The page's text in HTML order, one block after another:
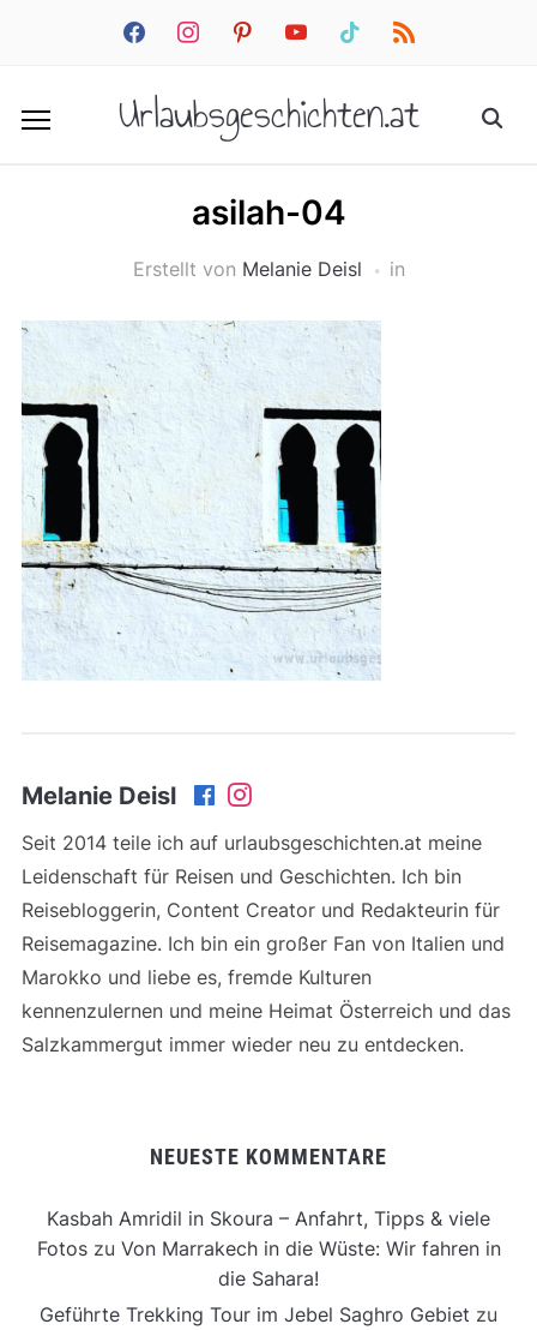
facebookinstagrampinterestyoutube tiktok rss
Urlaubsgeschichten.at
asilah-04
Erstellt von Melanie Deisl in
Melanie Deisl
Seit 2014 teile ich auf urlaubsgeschichten.at meine
Leidenschaft für Reisen und Geschichten. Ich bin
Reisebloggerin, Content Creator und Redakteurin für
Reisemagazine. Ich bin ein großer Fan von Italien und
Marokko und liebe es, fremde Kulturen
kennenzulernen und meine Heimat Österreich und das
Salzkammergut immer wieder neu zu entdecken.
NEUESTE KOMMENTARE
Kasbah Amridil in Skoura – Anfahrt, Tipps & viele
Fotoszu Von Marrakech in die Wüste: Wir fahren in
die Sahara!
Geführte Trekking Tour im Jebel Saghro Gebiet zu